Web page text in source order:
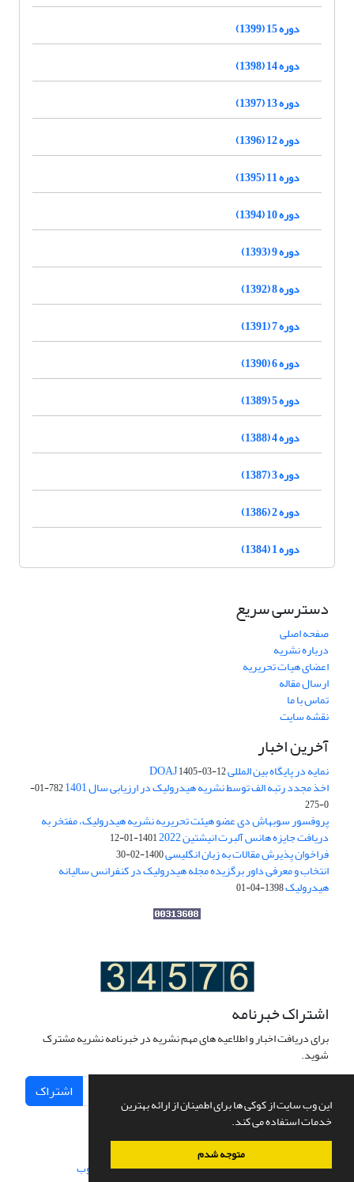
این وب سایت از کوکی ها برای اطمینان از ارائه بهترین
خدمات استفاده می کند.
متوجه شدم
دوره 15 (1399)
دوره 14 (1398)
دوره 13 (1397)
دوره 12 (1396)
دوره 11 (1395)
دوره 10 (1394)
دوره 9 (1393)
دوره 8 (1392)
دوره 7 (1391)
دوره 6 (1390)
دوره 5 (1389)
دوره 4 (1388)
دوره 3 (1387)
دوره 2 (1386)
دوره 1 (1384)
دسترسی سریع
صفحه اصلی
درباره نشریه
اعضای هیات تحریریه
ارسال مقاله
تماس با ما
نقشه سایت
آخرین اخبار
نمایه در پایگاه بین المللی DOAJ1405-03-12
اخذ مجدد رتبه الف توسط نشریه هیدرولیک در ارزیابی سال 1401
782-01-
0-275
پروفسور سوبهاش دی عضو هیئت تحریریه نشریه هیدرولیک، مفتخر به
دریافت جایزه هانس آلبرت انیشتین 2022 1401-01-12
فراخوان پذیرش مقالات به زبان انگلیسی1400-02-30
انتخاب و معرفی داور برگزیده مجله هیدرولیک در کنفرانس سالیانه
هیدرولیک1398-04-01
اشتراک خبرنامه
برای دریافت اخبار و اطلاعیه های مهم نشریه در خبرنامه نشریه مشترک
شوید.
اشتراک
سامانه مدیریت نشریات علمی.طراحی و پیاده سازی از سیناوب